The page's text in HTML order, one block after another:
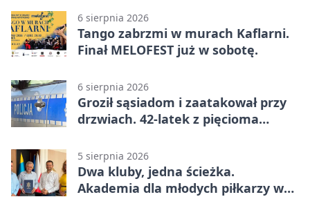
6 sierpnia 2026
Tango zabrzmi w murach Kaflarni.
Finał MELOFEST już w sobotę.
6 sierpnia 2026
Groził sąsiadom i zaatakował przy
drzwiach. 42-latek z pięcioma
5 sierpnia 2026
Dwa kluby, jedna ścieżka.
Akademia dla młodych piłkarzy w